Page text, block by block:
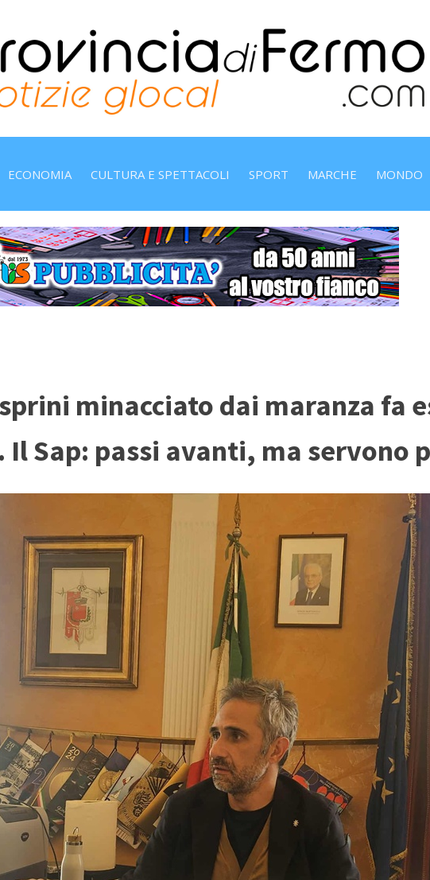
ECONOMIA CULTURA E SPETTACOLI SPORT MARCHE MONDO
minacciato dai maranza fa
Il Sap: passi avanti, ma servono